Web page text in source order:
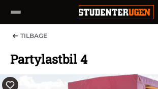
TILBAGE
Partylastbil 4